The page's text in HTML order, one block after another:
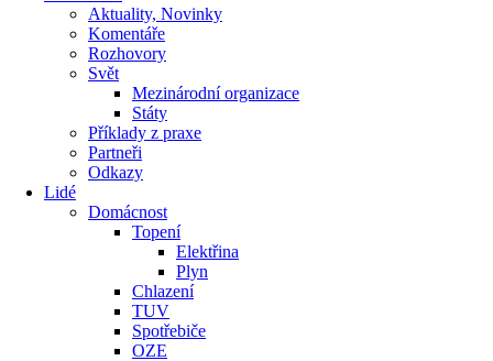
Aktuality, Novinky
Komentáře
Rozhovory
Svět
Mezinárodní organizace
Státy
Příklady z praxe
Partneři
Odkazy
Lidé
Domácnost
Topení
Elektřina
Plyn
Chlazení
TUV
Spotřebiče
OZE